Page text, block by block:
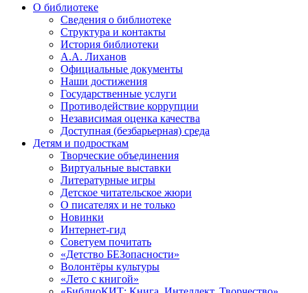
О библиотеке
Сведения о библиотеке
Структура и контакты
История библиотеки
А.А. Лиханов
Официальные документы
Наши достижения
Государственные услуги
Противодействие коррупции
Независимая оценка качества
Доступная (безбарьерная) среда
Детям и подросткам
Творческие объединения
Виртуальные выставки
Литературные игры
Детское читательское жюри
О писателях и не только
Новинки
Интернет-гид
Советуем почитать
«Детство БЕЗопасности»
Волонтёры культуры
«Лето с книгой»